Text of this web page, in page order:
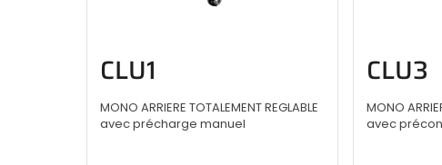
CLU1
MONO ARRIERE TOTALEMENT REGLABLE
avec précharge manuel
CLU3
MONO
avec